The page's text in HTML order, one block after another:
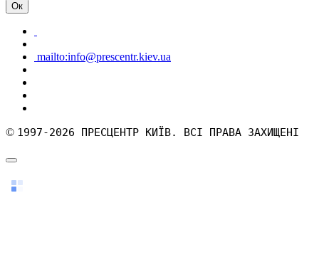
Ок
mailto:info@prescentr.kiev.ua
© 1997-2026 ПРЕСЦЕНТР КИЇВ. ВСІ ПРАВА ЗАХИЩЕНІ